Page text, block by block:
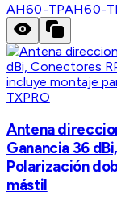
AH60-TPAH60-
TXPRO
Antena
Ganancia 36
Polarización
mástil